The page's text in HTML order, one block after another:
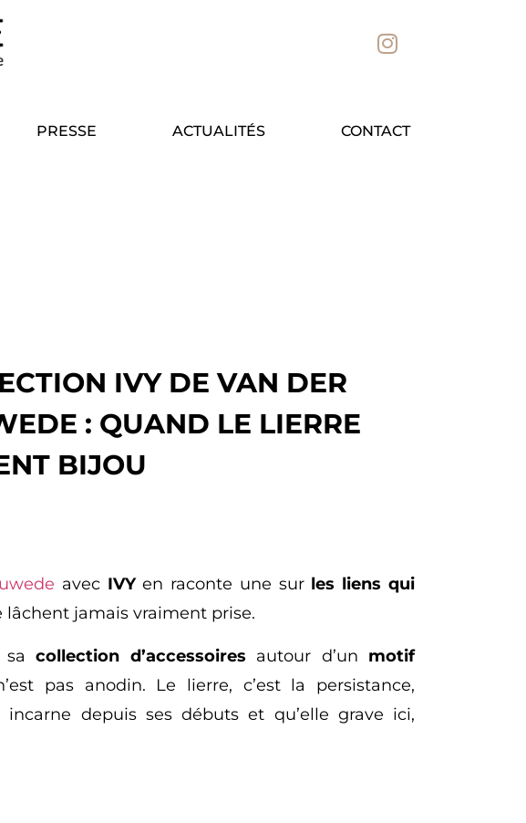
PRESSE ACTUALITÉS CONTACT
IVY DE VAN DER
: QUAND LE LIERRE
BIJOU
avec IVYen raconte une sur les liens qui
lâchent jamais vraiment prise.
sacollection d’accessoires autour d’un motif
pas anodin. Le lierre, c’est la persistance,
depuis ses débuts et qu’elle grave ici,